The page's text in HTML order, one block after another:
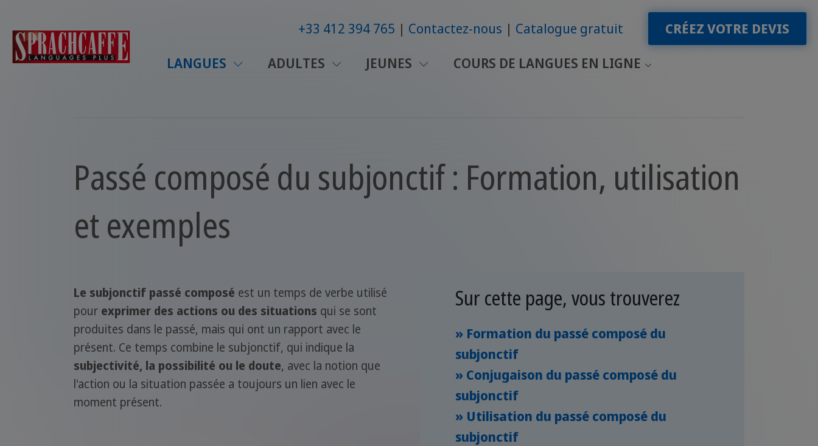
+33 412 394 765 Contactez-nous Catalogue gratuit
CRÉEZ VOTRE DEVIS
LANGUES
ADULTES JEUNES COURS DE LANGUES EN LIGNE
Passé composé du subjonctif : Formation, utilisation
et exemples
Le subjonctif passé composé est un temps de verbe utilisé
pour exprimer des actions ou des situations qui se sont
produites dans le passé, mais qui ont un rapport avec le
présent. Ce temps combine le subjonctif, qui indique la
subjectivité, la possibilité ou le doute, avec la notion que
l'action ou la situation passée a toujours un lien avec le
moment présent.
Sur cette page, vous trouverez
» Formation du passé composé du
subjonctif
» Conjugaison du passé composé du
subjonctif
» Utilisation du passé composé du
subjonctif